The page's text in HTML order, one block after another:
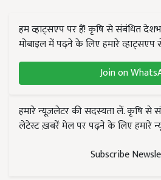
हम व्हाट्सएप पर हैं! कृषि से संबंधित
मोबाइल में पढ़ने के लिए हमारे व्हाट्सएप
Join on
हमारे न्यूज़लेटर की सदस्यता लें. कृषि से
लेटेस्ट ख़बरें मेल पर पढ़ने के लिए हमारे
Subscribe